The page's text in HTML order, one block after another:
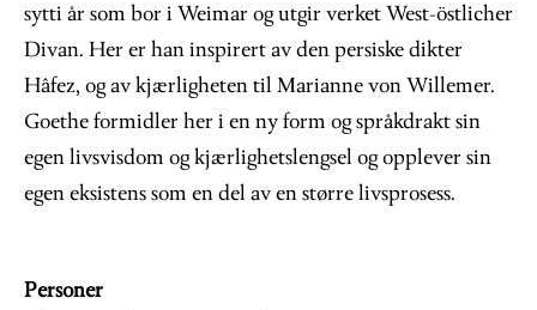
sytti år som bor i Weimar og utgir verket West-östlicher
Divan. Her er han inspirert av den persiske dikter
Hâfez, og av kjærligheten til Marianne von Willemer.
Goethe formidler her i en ny form og språkdrakt sin
egen livsvisdom og kjærlighetslengsel og opplever sin
egen eksistens som en del av en større livsprosess.
Personer